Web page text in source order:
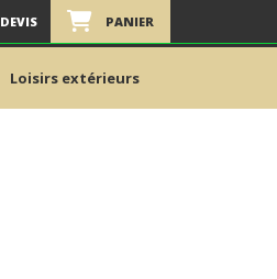
DEVIS PANIER
Loisirs extérieurs